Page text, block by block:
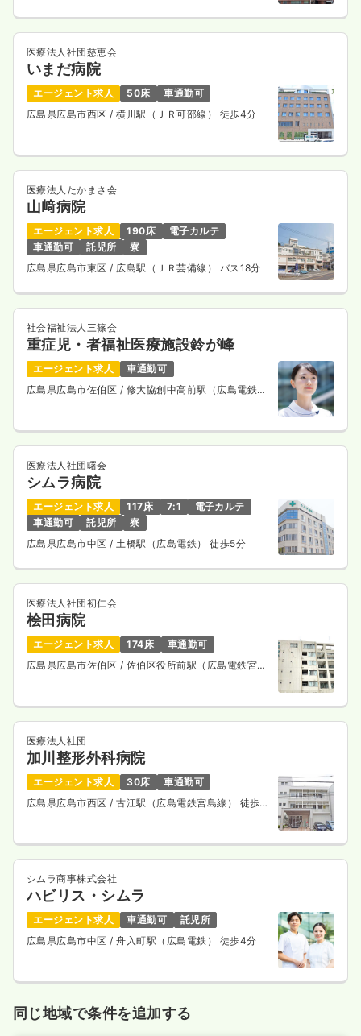
医療法人社団慈恵会
いまだ病院
エージェント求人 50床
車通勤可
広島県広島市西区/ 横川駅（ＪＲ可部線） 徒歩4分
医療法人たかまさ会
山﨑病院
エージェント求人 190床
電子カルテ
車通勤可
託児所
寮
広島県広島市東区/ 広島駅（ＪＲ芸備線） バス18分
社会福祉法人三篠会
重症児・者福祉医療施設鈴が峰
エージェント求人
車通勤可
広島県広島市佐伯区 / 修大協創中高前駅（広島電鉄宮
医療法人社団曙会
シムラ病院
エージェント求人 117床 7:1
電子カルテ
車通勤可
託児所
寮
広島県広島市中区/ 土橋駅（広島電鉄） 徒歩5分
医療法人社団初仁会
桧田病院
エージェント求人 174床
車通勤可
広島県広島市佐伯区 / 佐伯区役所前駅（広島電鉄宮島
医療法人社団
加川整形外科病院
エージェント求人 30床
車通勤可
広島県広島市西区/ 古江駅（広島電鉄宮島線） 徒歩7
シムラ商事株式会社
ハビリス・シムラ
エージェント求人 車通勤可
託児所
広島県広島市中区/ 舟入町駅（広島電鉄） 徒歩4分
同じ地域で条件を追加する